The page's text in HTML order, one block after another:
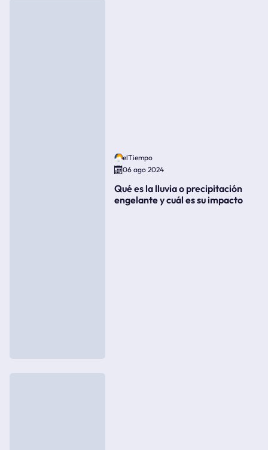
elTiempo
06 ago 2024
Qué es la lluvia o precipitación
engelante y cuál es su impacto